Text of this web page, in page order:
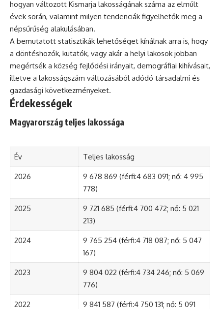
hogyan változott Kismarja lakosságának száma az elmúlt
évek során, valamint milyen tendenciák figyelhetők meg a
népsűrűség alakulásában.
A bemutatott statisztikák lehetőséget kínálnak arra is, hogy
a döntéshozók, kutatók, vagy akár a helyi lakosok jobban
megértsék a község fejlődési irányait, demográfiai kihívásait,
illetve a lakosságszám változásából adódó társadalmi és
gazdasági következményeket.
Érdekességek
Magyarország teljes lakossága
Év Teljes lakosság
2026
9 678 869 (férfi:4 683 091; nő: 4 995
778)
2025
9 721 685 (férfi:4 700 472; nő: 5 021
213)
2024
9 765 254 (férfi:4 718 087; nő: 5 047
167)
2023
9 804 022 (férfi:4 734 246; nő: 5 069
776)
2022
9 841 587 (férfi:4 750 131; nő: 5 091